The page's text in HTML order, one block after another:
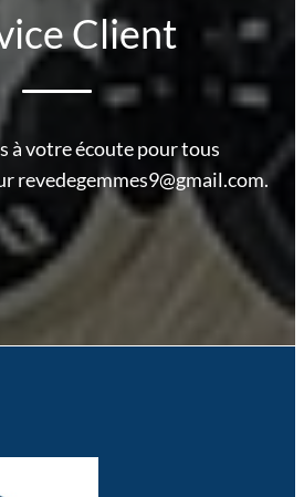
Client
à votre écoute pour tous
revedegemmes9@gmail.com.